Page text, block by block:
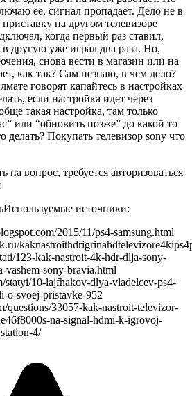
ее, сигнал пропадает. Дело не в
на другом телевизоре
когда первый раз ставил,
другую уже играл два раза. Но,
снова вести в магазин или на
как так? Сам незнаю, в чем дело?
говорят капайтесь в настройках
если настройка идет через
такая настройка, там только
или “обновить позже” до какой то
делать? Покупать телевизор sony что
на вопрос, требуется авторизоваться
Используемые источники:
2015/11/ps4-samsung.html
123-kak-nastroit-4k-hdr-dlja-sony-
vashem-sony-bravia.html
statyi/10-lajfhakov-dlya-vladelcev-ps4-
o-svoej-pristavke-952
questions/33057-kak-nastroit-televizor-
na-signal-hdmi-k-igrovoj-
4/